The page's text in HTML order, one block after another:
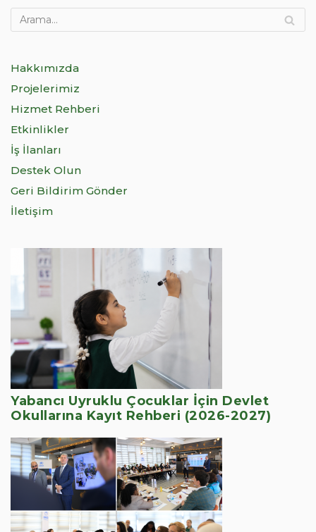
Hakkımızda
Projelerimiz
Hizmet Rehberi
Etkinlikler
İş İlanları
Destek Olun
Geri Bildirim Gönder
İletişim
Yabancı Uyruklu Çocuklar İçin Devlet
Okullarına Kayıt Rehberi (2026-2027)